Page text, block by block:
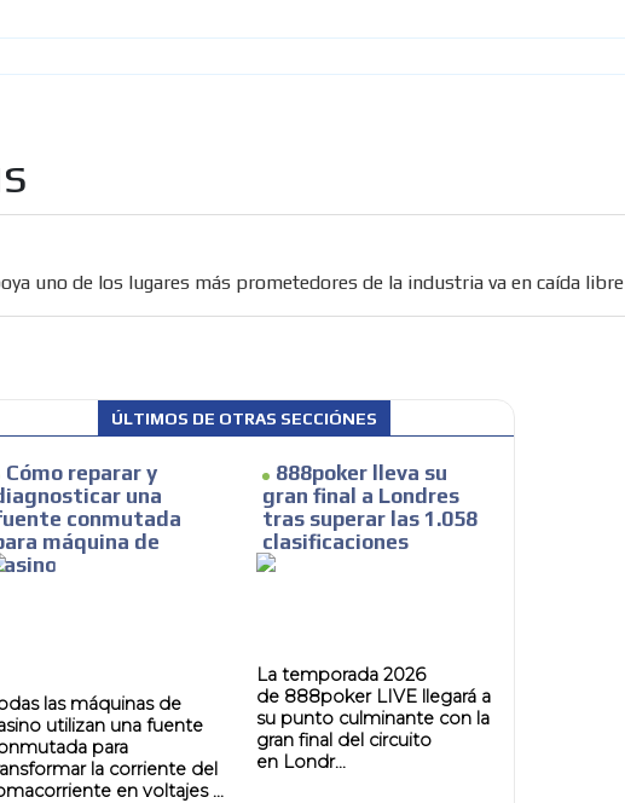
19 Camboya uno de los lugares más
de la industria va en caída libre
uno de los lugares más prometedores de la industria va en caída libre
ÚLTIMOS DE OTRAS SECCIÓNES
Cómo reparar y
una
conmutada
máquina de
las máquinas de
utilizan una fuente
para
la corriente del
en voltajes ...
888poker lleva su
gran final a Londres
tras superar las 1.058
clasificaciones
La temporada 2026
de 888poker LIVE llegará a
su punto culminante con la
gran final del circuito
en Londr...